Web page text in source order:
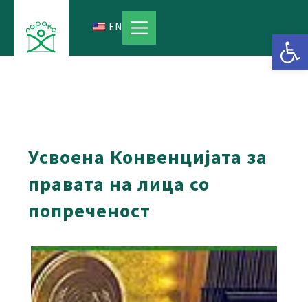
content
EN
Усвоена Конвенцијата за
правата на лица со
попреченост